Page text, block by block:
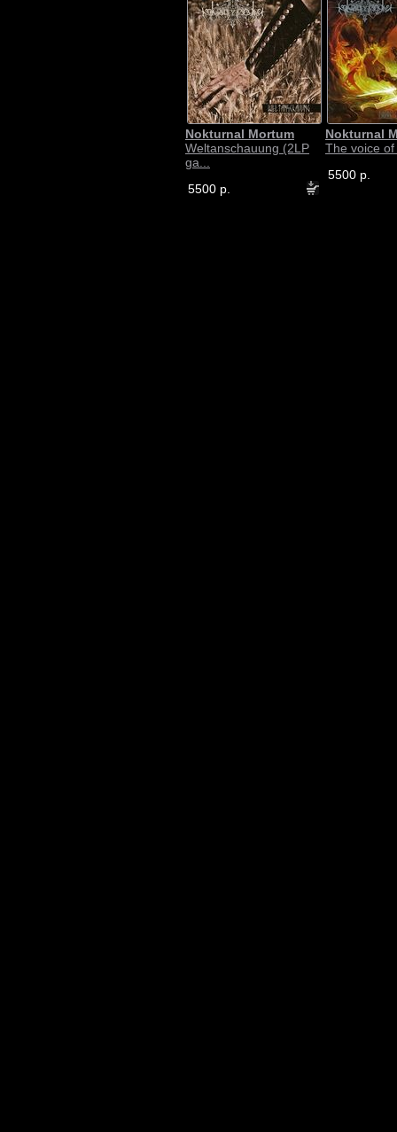
Nokturnal Mortum
Weltanschauung (2LP
ga...
5500 р.
Nokturnal
The voice
5500 р.